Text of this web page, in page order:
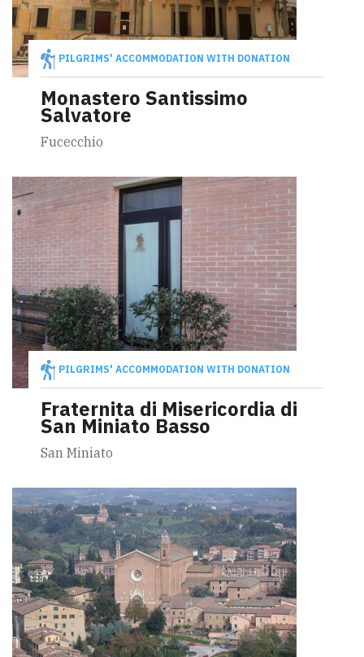
PILGRIMS' ACCOMMODATION WITH DONATION
Monastero Santissimo
Salvatore
Fucecchio
PILGRIMS' ACCOMMODATION WITH DONATION
Fraternita di Misericordia di
San Miniato Basso
San Miniato